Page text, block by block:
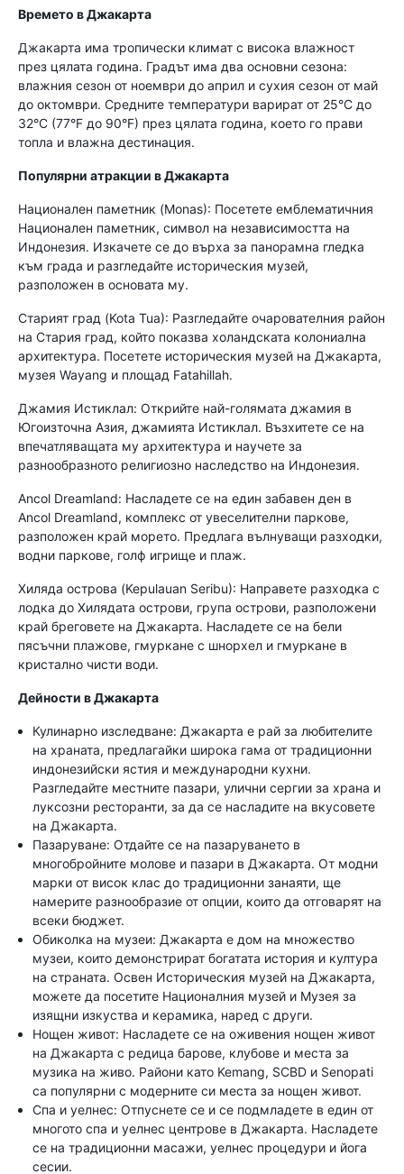
Времето в Джакарта
Джакарта има тропически климат с висока влажност
през цялата година. Градът има два основни сезона:
влажния сезон от ноември до април и сухия сезон от май
до октомври. Средните температури варират от 25°C до
32°C (77°F до 90°F) през цялата година, което го прави
топла и влажна дестинация.
Популярни атракции в Джакарта
Национален паметник (Monas): Посетете емблематичния
Национален паметник, символ на независимостта на
Индонезия. Изкачете се до върха за панорамна гледка
към града и разгледайте историческия музей,
разположен в основата му.
Старият град (Kota Tua): Разгледайте очарователния район
на Стария град, който показва холандската колониална
архитектура. Посетете историческия музей на Джакарта,
музея Wayang и площад Fatahillah.
Джамия Истиклал: Открийте най-голямата джамия в
Югоизточна Азия, джамията Истиклал. Възхитете се на
впечатляващата му архитектура и научете за
разнообразното религиозно наследство на Индонезия.
Ancol Dreamland: Насладете се на един забавен ден в
Ancol Dreamland, комплекс от увеселителни паркове,
разположен край морето. Предлага вълнуващи разходки,
водни паркове, голф игрище и плаж.
Хиляда острова (Kepulauan Seribu): Направете разходка с
лодка до Хилядата острови, група острови, разположени
край бреговете на Джакарта. Насладете се на бели
пясъчни плажове, гмуркане с шнорхел и гмуркане в
кристално чисти води.
Дейности в Джакарта
Кулинарно изследване: Джакарта е рай за любителите
на храната, предлагайки широка гама от традиционни
индонезийски ястия и международни кухни.
Разгледайте местните пазари, улични сергии за храна и
луксозни ресторанти, за да се насладите на вкусовете
на Джакарта.
Пазаруване: Отдайте се на пазаруването в
многобройните молове и пазари в Джакарта. От модни
марки от висок клас до традиционни занаяти, ще
намерите разнообразие от опции, които да отговарят на
всеки бюджет.
Обиколка на музеи: Джакарта е дом на множество
музеи, които демонстрират богатата история и култура
на страната. Освен Историческия музей на Джакарта,
можете да посетите Националния музей и Музея за
изящни изкуства и керамика, наред с други.
Нощен живот: Насладете се на оживения нощен живот
на Джакарта с редица барове, клубове и места за
музика на живо. Райони като Kemang, SCBD и Senopati
са популярни с модерните си места за нощен живот.
Спа и уелнес: Отпуснете се и се подмладете в един от
многото спа и уелнес центрове в Джакарта. Насладете
се на традиционни масажи, уелнес процедури и йога
сесии.